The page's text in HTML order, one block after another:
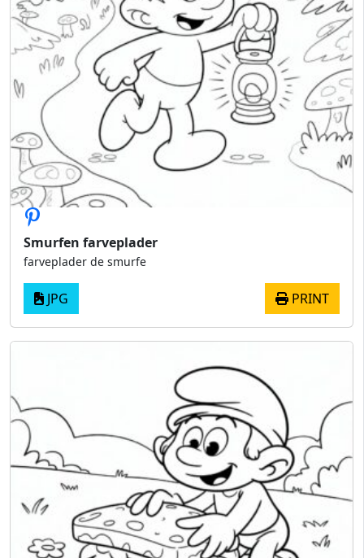
Smurfen farveplader
farveplader de smurfe
JPG PRINT